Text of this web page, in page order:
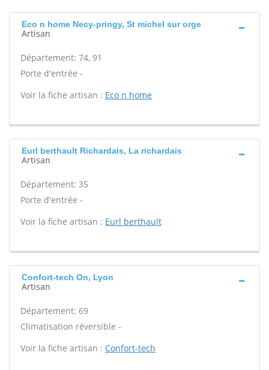
Eco n home Necy-pringy, St michel sur orge
Artisan
Département: 74, 91
Porte d'entrée -
Voir la fiche artisan : Eco n home
Eurl berthault Richardais, La richardais
Artisan
Département: 35
Porte d'entrée -
Voir la fiche artisan : Eurl berthault
Confort-tech On, Lyon
Artisan
Département: 69
Climatisation réversible -
Voir la fiche artisan : Confort-tech